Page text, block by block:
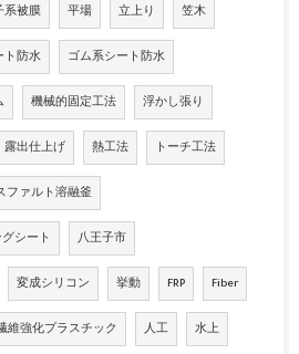
系被膜 平場 立上り 笠木
ト防水 ゴム系シート防水
機械的固定工法 浮かし張り
露出仕上げ 熱工法 トーチ工法
ファルト溶融釜
シート 八王子市
変成シリコン 挙動 FRP Fiber
維強化プラスチック 人工 水上